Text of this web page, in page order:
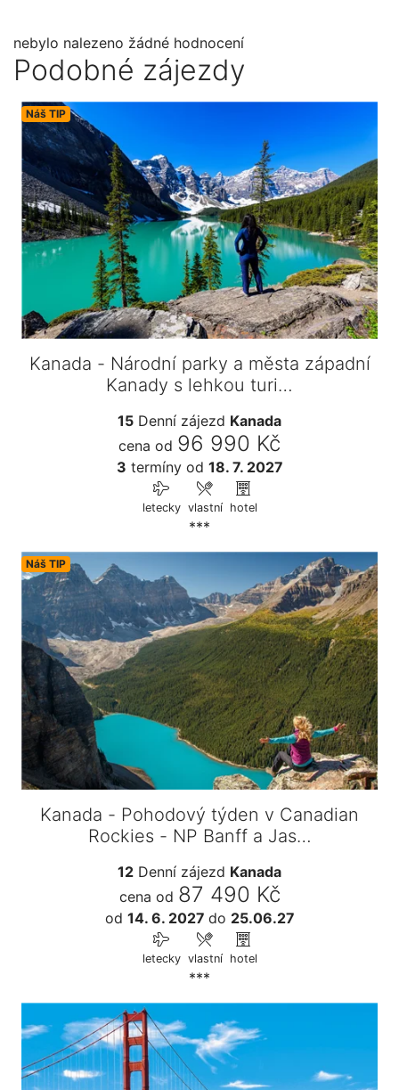
nebylo nalezeno žádné hodnocení
Podobné zájezdy
Náš TIP
Kanada - Národní parky a města západní
Kanady s lehkou turi…
15 Denní zájezd Kanada
cena od 96 990 Kč
3 termínyod 18. 7. 2027
letecky vlastní hotel
***
Náš TIP
Kanada - Pohodový týden v Canadian
Rockies - NP Banff a Jas…
12 Denní zájezd Kanada
cena od 87 490 Kč
od 14. 6. 2027 do 25.06.27
letecky vlastní hotel
***